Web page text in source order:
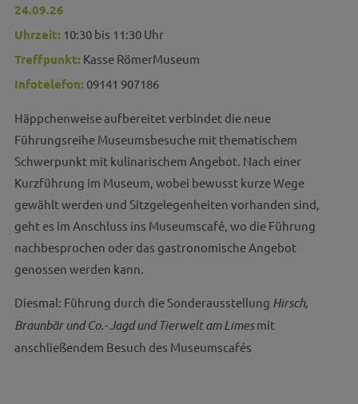
24.09.26
Uhrzeit: 10:30 bis 11:30 Uhr
Treffpunkt: Kasse RömerMuseum
Infotelefon: 09141 907186
Häppchenweise aufbereitet verbindet die neue
Führungsreihe Museumsbesuche mit thematischem
Schwerpunkt mit kulinarischem Angebot. Nach einer
Kurzführung im Museum, wobei bewusst kurze Wege
gewählt werden und Sitzgelegenheiten vorhanden sind,
geht es im Anschluss ins Museumscafé, wo die Führung
nachbesprochen oder das gastronomische Angebot
genossen werden kann.
Diesmal: Führung durch die Sonderausstellung Hirsch,
Braunbär und Co.- Jagd und Tierwelt am Limesmit
anschließendem Besuch des Museumscafés